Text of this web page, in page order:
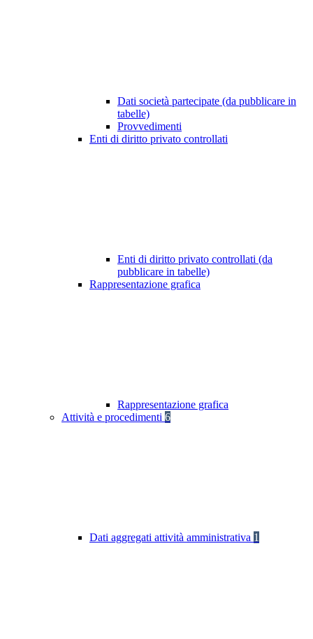
Dati società partecipate (da pubblicare in
tabelle)
Provvedimenti
Enti di diritto privato controllati
Enti di diritto privato controllati (da
pubblicare in tabelle)
Rappresentazione grafica
Rappresentazione grafica
Attività e procedimenti 6
Dati aggregati attività amministrativa 1